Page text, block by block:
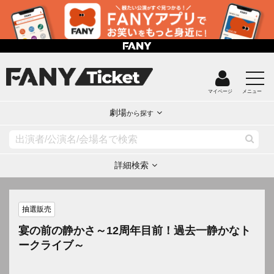
マイページ メニュー
劇場から探す
詳細検索
抽選販売
宴の前の静かさ～12周年目前！過去一静かなト
ークライブ～